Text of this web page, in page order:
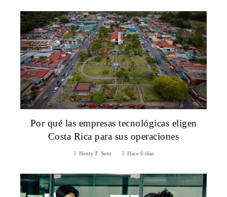
Por qué las empresas tecnológicas eligen
Costa Rica para sus operaciones
Henry F. Soto Hace 6 días